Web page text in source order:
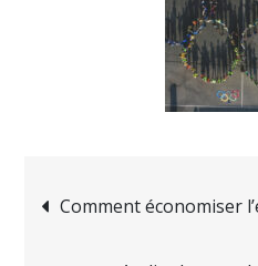
Comment économiser